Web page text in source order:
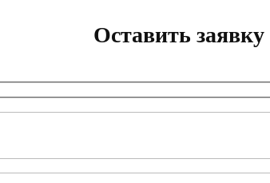
Оставить заявку